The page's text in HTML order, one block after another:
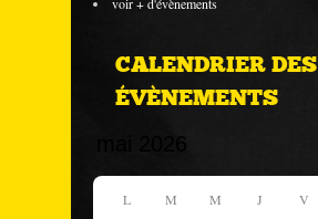
CALENDRIER DES
ÉVÈNEMENTS
L M M J V